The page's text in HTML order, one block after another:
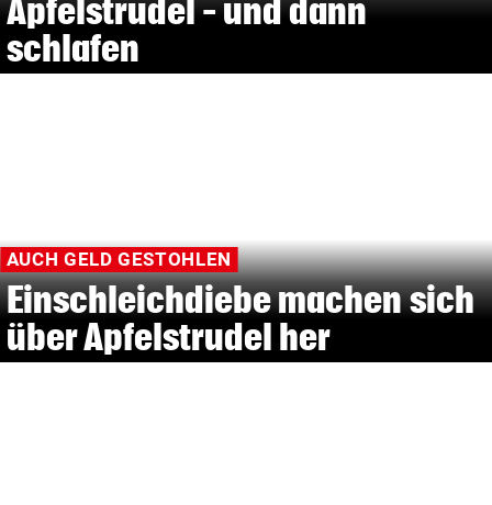
Apfelstrudel – und dann
schlafen
AUCH GELD GESTOHLEN
Einschleichdiebe machen sich
über Apfelstrudel her